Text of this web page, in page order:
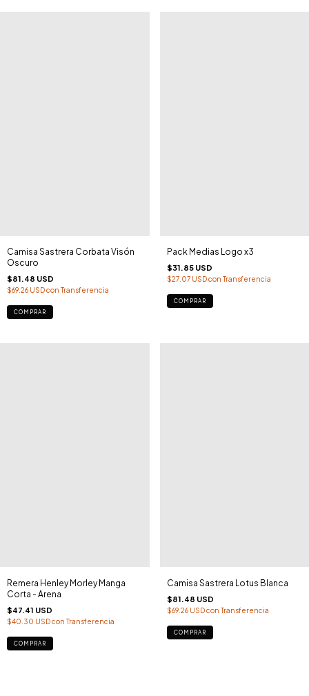
Camisa Sastrera Corbata Visón
Oscuro
$81.48 USD
$69.26 USDcon Transferencia
COMPRAR
Pack Medias Logo x3
$31.85 USD
$27.07 USDcon Transferencia
Remera Henley Morley Manga
Corta - Arena
$47.41 USD
$40.30 USDcon Transferencia
COMPRAR
Camisa Sastrera Lotus Blanca
$81.48 USD
$69.26 USDcon Transferencia
COMPRAR